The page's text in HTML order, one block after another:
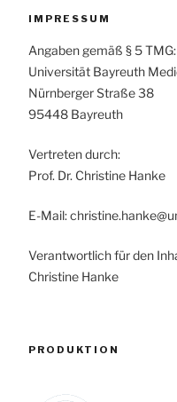
IMPRESSUM
Angaben gemäß § 5 TMG:
Universität Bayreuth
Nürnberger Straße 38
95448 Bayreuth
Vertreten durch:
Prof. Dr. Christine Hanke
E-Mail:
Verantwortlich für den
Christine Hanke
PRODUKTION